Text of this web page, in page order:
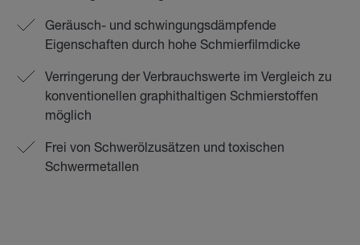
Geräusch- und schwingungsdämpfende
Eigenschaften durch hohe Schmierfilmdicke
Verringerung der Verbrauchswerte im Vergleich zu
konventionellen graphithaltigen Schmierstoffen
möglich
Frei von Schwerölzusätzen und toxischen
Schwermetallen